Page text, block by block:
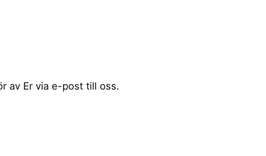
av Er via e-post till oss.